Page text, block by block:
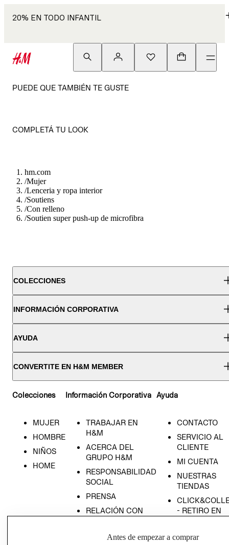
20% EN TODO INFANTIL
PUEDE QUE TAMBIÉN TE GUSTE
COMPLETÁ TU LOOK
hm.com
/Mujer
/Lenceria y ropa interior
/Soutiens
/Con relleno
/Soutien super push-up de microfibra
COLECCIONES
INFORMACIÓN CORPORATIVA
AYUDA
CONVERTITE EN H&M MEMBER
Colecciones
MUJER
HOMBRE
NIÑOS
HOME
Información Corporativa
TRABAJAR EN
H&M
ACERCA DEL
GRUPO H&M
RESPONSABILIDAD
SOCIAL
PRENSA
RELACIÓN CON
POLÍTICA
Ayuda
CONTACTO
SERVICIO AL
CLIENTE
MI CUENTA
NUESTRAS
TIENDAS
- RETIRO EN
TÉRMINOS Y
Antes de empezar a comprar